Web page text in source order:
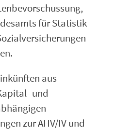
für Statistik
aus
und
zur AHV/IV und